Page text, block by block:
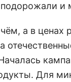
и
а в ценах
Для